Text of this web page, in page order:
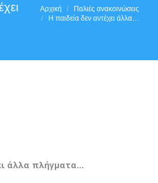
You are here:
Αρχική
Παλιές ανακοινώσεις
Η παιδεία δεν αντέχει άλλα…
άλλα πλήγματα…